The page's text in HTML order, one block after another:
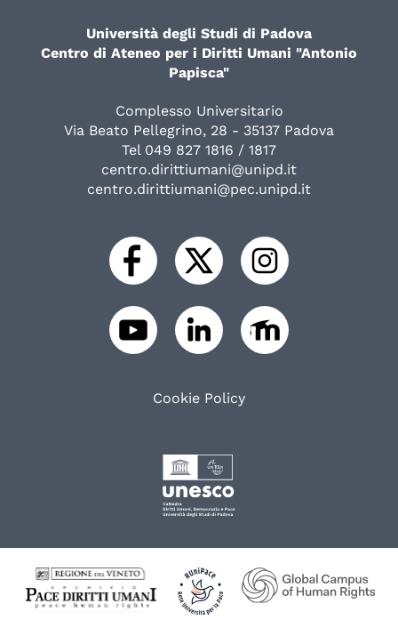
Università degli Studi di Padova
Centro di Ateneo per i Diritti Umani "Antonio
Papisca"
Complesso Universitario
Via Beato Pellegrino, 28 - 35137 Padova
Tel 049 827 1816 / 1817
centro.dirittiumani@unipd.it
centro.dirittiumani@pec.unipd.it
Cookie Policy